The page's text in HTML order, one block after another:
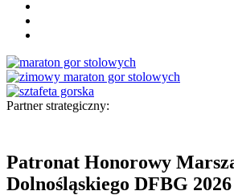
Partner strategiczny:
Patronat Honorowy
Dolnośląskiego DFBG 2026